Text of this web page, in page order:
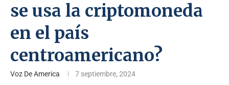
se usa la criptomoneda
en el país
centroamericano?
Voz De America 7 septiembre, 2024